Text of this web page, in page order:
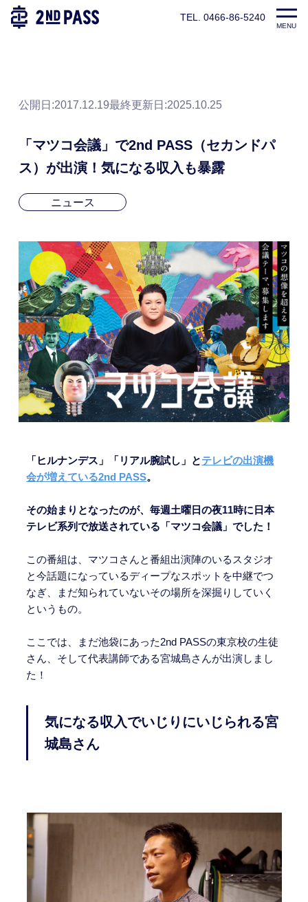
TEL. 0466-86-5240
MENU
TOP パーソナルトレーナー養成スクール|2ndPASS(セカンド
公開日:2017.12.19最終更新日:2025.10.25
「マツコ会議」で2nd PASS（セカンドパ
ス）が出演！気になる収入も暴露
ニュース
「ヒルナンデス」「リアル腕試し」とテレビの出演機
会が増えている2nd PASS。
その始まりとなったのが、毎週土曜日の夜11時に日本
テレビ系列で放送されている「マツコ会議」でした！
この番組は、マツコさんと番組出演陣のいるスタジオ
と今話題になっているディープなスポットを中継でつ
なぎ、まだ知られていないその場所を深掘りしていく
というもの。
ここでは、まだ池袋にあった2nd PASSの東京校の生徒
さん、そして代表講師である宮城島さんが出演しまし
た！
気になる収入でいじりにいじられる宮
城島さん